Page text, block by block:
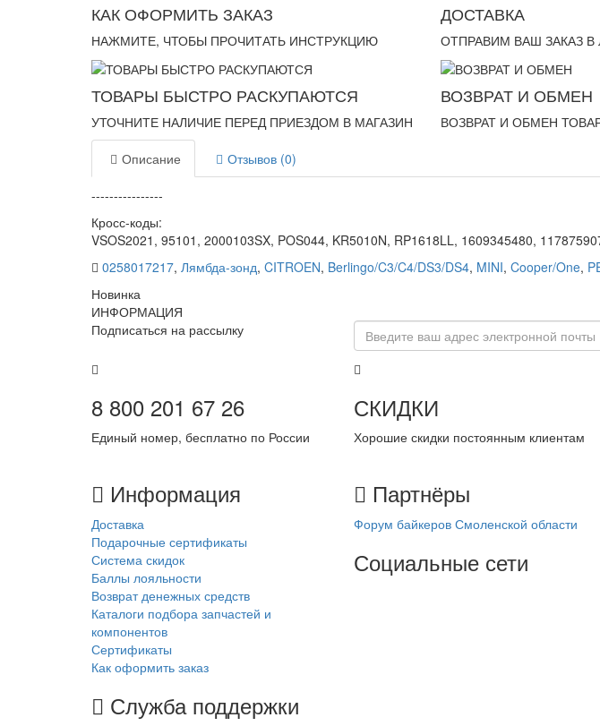
КАК ОФОРМИТЬ ЗАКАЗ
НАЖМИТЕ, ЧТОБЫ ПРОЧИТАТЬ ИНСТРУКЦИЮ
ДОСТАВКА
ОТПРАВИМ ВАШ ЗАКАЗ
ТОВАРЫ БЫСТРО РАСКУПАЮТСЯ
УТОЧНИТЕ НАЛИЧИЕ ПЕРЕД ПРИЕЗДОМ В МАГАЗИН
ВОЗВРАТ И ОБМЕН
ВОЗВРАТ И ОБМЕН
Описание Отзывов (0)
----------------
Кросс-коды:
VSOS2021, 95101, 2000103SX, POS044, KR5010N, RP1618LL, 1609345480,
0258017217, Лямбда-зонд, CITROEN, Berlingo/C3/C4/DS3/DS4, MINI, Cooper/One,
Новинка
ИНФОРМАЦИЯ
Подписаться на рассылку
8 800 201 67 26
Единый номер, бесплатно по России
СКИДКИ
Хорошие скидки постоянным клиентам
Информация
Доставка
Подарочные сертификаты
Система скидок
Баллы лояльности
Возврат денежных средств
Каталоги подбора запчастей и
компонентов
Сертификаты
Как оформить заказ
Служба поддержки
Партнёры
Форум байкеров Смоленской области
Социальные сети